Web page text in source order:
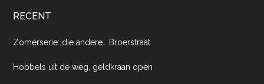
RECENT
Zomerserie: die ándere… Broerstraat
Hobbels uit de weg, geldkraan open